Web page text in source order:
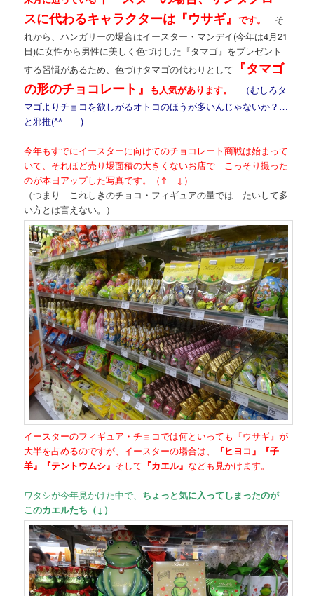
スに代わるキャラクターは『ウサギ』です。
そ
れから、ハンガリーの場合はイースター・マンデイ(今年は4月21
日)に女性から男性に美しく色づけした『タマゴ』をプレゼント
する習慣があるため、色づけタマゴの代わりとして
『タマゴ
の形のチョコレート』
も人気があります。
（むしろタ
マゴよりチョコを欲しがるオトコのほうが多いんじゃないか？…
と邪推(^^ゞ )
今年もすでにイースターに向けてのチョコレート商戦は始まって
いて、それほど売り場面積の大きくないお店で こっそり撮った
のが本日アップした写真です。（↑ ↓）
（つまり これしきのチョコ・フィギュアの量では たいして多
い方とは言えない。）
イースターのフィギュア・チョコでは何といっても『ウサギ』が
大半を占めるのですが、イースターの場合は、
『ヒヨコ』『子
羊』『テントウムシ』 そして 『カエル』なども見かけます。
ワタシが今年見かけた中で、 ちょっと気に入ってしまったのが
このカエルたち（↓）